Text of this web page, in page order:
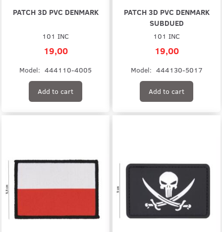
PATCH 3D PVC DENMARK
101 INC
19,00
Model: 444110-4005
Add to cart
PATCH 3D PVC DENMARK
SUBDUED
101 INC
19,00
Model: 444130-5017
Add to cart